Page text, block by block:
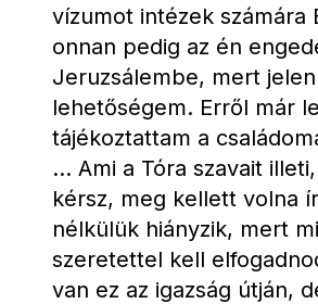
vízumot intézek számára
onnan pedig az én
Jeruzsálembe, mert
lehetőségem. Erről már
tájékoztattam a
... Ami a Tóra szavait
kérsz, meg kellett volna
nélkülük hiányzik, mert
szeretettel kell
van ez az igazság útján,